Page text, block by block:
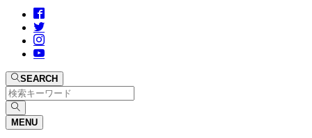
SEARCH
MENU